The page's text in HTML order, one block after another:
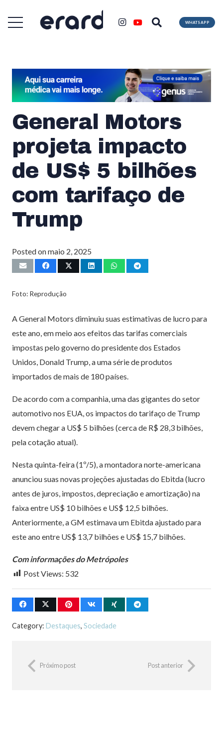
WHATSAPP
General Motors
projeta impacto
de US$ 5 bilhões
com tarifaço de
Trump
Posted onmaio 2, 2025
Foto: Reprodução
A General Motors diminuiu suas estimativas de lucro para
este ano, em meio aos efeitos das tarifas comerciais
impostas pelo governo do presidente dos Estados
Unidos, Donald Trump, a uma série de produtos
importados de mais de 180 países.
De acordo com a companhia, uma das gigantes do setor
automotivo nos EUA, os impactos do tarifaço de Trump
devem chegar a US$ 5 bilhões (cerca de R$ 28,3 bilhões,
pela cotação atual).
Nesta quinta-feira (1º/5), a montadora norte-americana
anunciou suas novas projeções ajustadas do Ebitda (lucro
antes de juros, impostos, depreciação e amortização) na
faixa entre US$ 10 bilhões e US$ 12,5 bilhões.
Anteriormente, a GM estimava um Ebitda ajustado para
este ano entre US$ 13,7 bilhões e US$ 15,7 bilhões.
Com informações do Metrópoles
Post Views: 532
Category: Destaques, Sociedade
Próximo post Post anterior